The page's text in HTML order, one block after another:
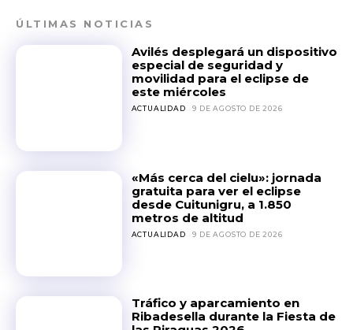
ÚLTIMAS NOTICIAS
Avilés desplegará un dispositivo
especial de seguridad y
movilidad para el eclipse de
este miércoles
ACTUALIDAD 9 DE AGOSTO DE 2026
«Más cerca del cielu»: jornada
gratuita para ver el eclipse
desde Cuitunigru, a 1.850
metros de altitud
ACTUALIDAD 9 DE AGOSTO DE 2026
Tráfico y aparcamiento en
Ribadesella durante la Fiesta de